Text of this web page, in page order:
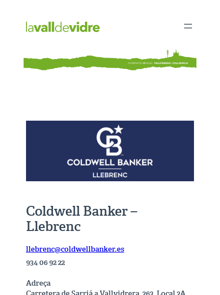
Coldwell Banker –
Llebrenc
llebrenc@coldwellbanker.es
934 06 92 22
Adreça